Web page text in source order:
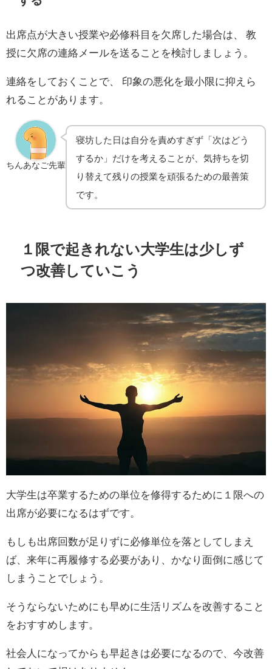
出席点が大きい授業や必修科目を欠席した場合は、 教
授に欠席の連絡メールを送ることを検討しましょう。
連絡をしておくことで、 印象の悪化を最小限に抑えら
れることがあります。
ちんあなご先輩
寝坊した日は自分を責めすぎず「次はどう
するか」だけを考えることが、気持ちを切
り替えて残りの授業を頑張るための最善策
です。
１限で起きれない大学生は少しず
つ改善していこう
大学生は卒業するための単位を修得するために１限への
出席が必要になるはずです。
もしも出席回数が足りずに必修単位を落としてしまえ
ば、来年に再履修する必要があり、かなり面倒に感じて
しまうことでしょう。
そうならないためにも早めに生活リズムを改善すること
をおすすめします。
社会人になってからも早起きは必要になるので、今改善